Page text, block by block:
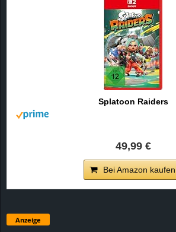
Splatoon Raiders
49,99 €
Bei Amazon kaufen
Anzeige